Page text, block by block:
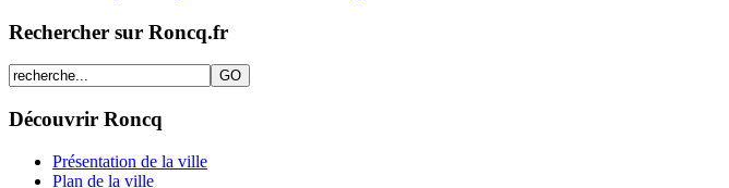
Rechercher sur Roncq.fr
Découvrir Roncq
Présentation de la ville
Plan de la ville